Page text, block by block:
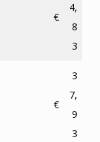
€
4,
8
3
€
3
7,
9
3